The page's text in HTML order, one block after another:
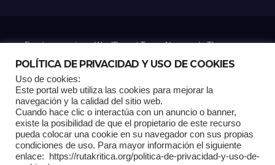
Funciona gracias a WordPress|Tema: Newsup deThemeansar
Home Análisis Carrito RK Contactos Documental Gracias !
Multimedia Página de ejemplo Pagina Principal Pago
POLÍTICA DE PRIVACIDAD Y USO DE COOKIES
Uso de cookies:
Este portal web utiliza las cookies para mejorar la
navegación y la calidad del sitio web.
Cuando hace clic o interactúa con un anuncio o banner,
existe la posibilidad de que el propietario de este recurso
pueda colocar una cookie en su navegador con sus propias
condiciones de uso. Para mayor información el siguiente
enlace: https://rutakritica.org/politica-de-privacidad-y-uso-de-